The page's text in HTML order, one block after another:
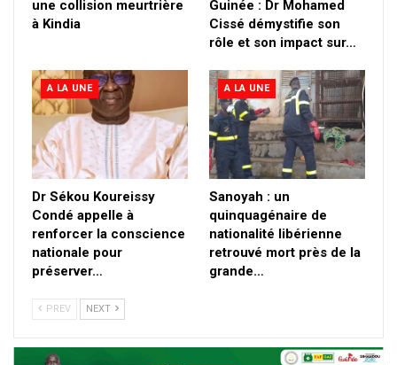
une collision meurtrière
à Kindia
Guinée : Dr Mohamed
Cissé démystifie son
rôle et son impact sur…
A LA UNE
Dr Sékou Koureissy
Condé appelle à
renforcer la conscience
nationale pour
préserver…
A LA UNE
Sanoyah : un
quinquagénaire de
nationalité libérienne
retrouvé mort près de la
grande…
PREV NEXT